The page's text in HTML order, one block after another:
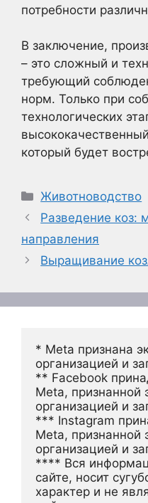
потребности
В заключение,
– это сложный и
требующий
норм. Только при
технологических
который будет
Рубрики
Животноводство
Разведение коз:
направления
Выращивание
* Meta признана
организацией и
** Facebook
Meta, признанной
организацией и
*** Instagram
Meta, признанной
организацией и
**** Вся
сайте, носит
характер и не